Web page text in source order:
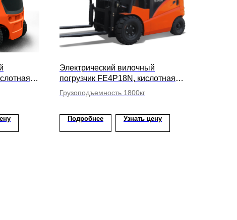
4500мм
Электрический вилочный
погрузчик FE4P18N, кислотная
АКБ, высота подъема вил 6000мм
Грузоподъемность 1800кг
Подробнее Узнать цену